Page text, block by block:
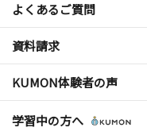
よくあるご質問
資料請求
KUMON体験者の声
学習中の方へ